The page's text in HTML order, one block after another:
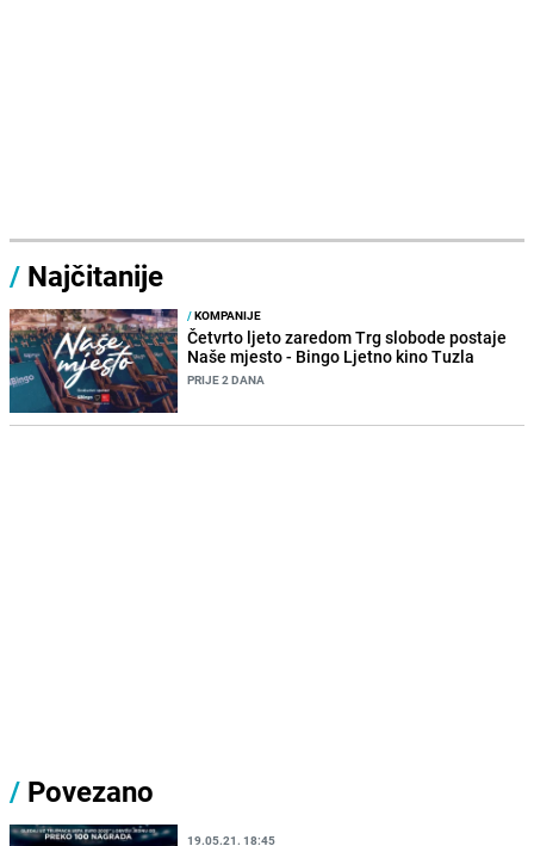
/ Najčitanije
/KOMPANIJE
Četvrto ljeto zaredom Trg slobode postaje
Naše mjesto - Bingo Ljetno kino Tuzla
PRIJE 2 DANA
/ Povezano
19.05.21. 18:45